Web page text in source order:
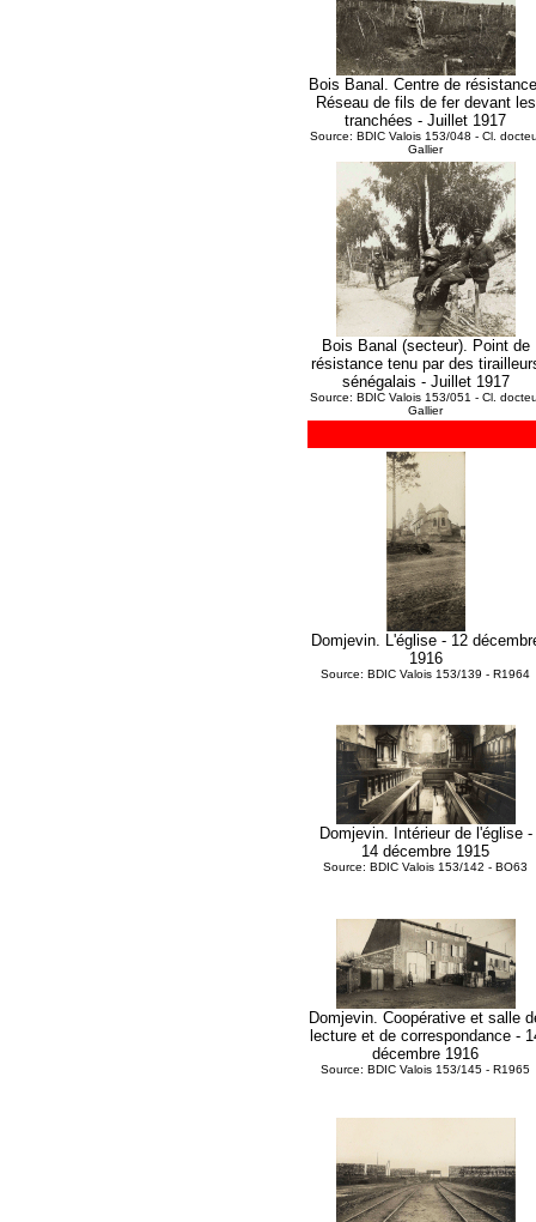
Bois Banal. Centre de
Réseau de fils de fer devant les
tranchées - Juillet 1917
Source: BDIC Valois 153/048 - Cl.
Gallier
Bois Banal (secteur). Point de
résistance tenu par des
sénégalais - Juillet 1917
Source: BDIC Valois 153/051 - Cl.
Gallier
Domjevin. L'église - 12
1916
Source: BDIC Valois 153/139 - R1964
Domjevin. Intérieur de l'église -
14 décembre 1915
Source: BDIC Valois 153/142 - BO63
Domjevin. Coopérative et salle
lecture et de correspondance -
décembre 1916
Source: BDIC Valois 153/145 - R1965